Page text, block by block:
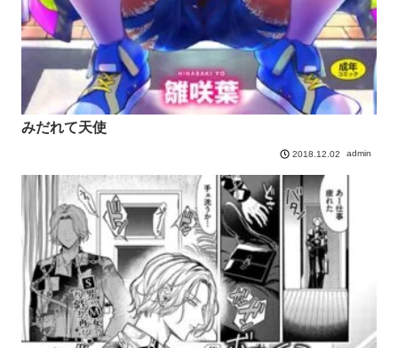
みだれて天使
2018.12.02 admin